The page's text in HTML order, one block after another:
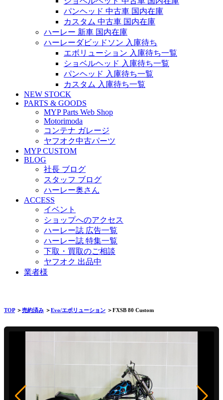
パンヘッド 中古車 国内在庫
カスタム 中古車 国内在庫
ハーレー 新車 国内在庫
ハーレーダビッドソン 入庫待ち
エボリューション 入庫待ち一覧
ショベルヘッド 入庫待ち一覧
パンヘッド 入庫待ち一覧
カスタム 入庫待ち一覧
NEW STOCK
PARTS & GOODS
MYP Parts Web Shop
Motorimoda
コンテナ ガレージ
ヤフオク中古パーツ
MYP CUSTOM
BLOG
社長 ブログ
スタッフ ブログ
ハーレー奥さん
ACCESS
イベント
ショップへのアクセス
ハーレー誌 広告一覧
ハーレー誌 特集一覧
下取・買取のご相談
ヤフオク 出品中
業者様
TOP＞売約済み ＞Evo/エボリューション ＞FXSB 80 Custom